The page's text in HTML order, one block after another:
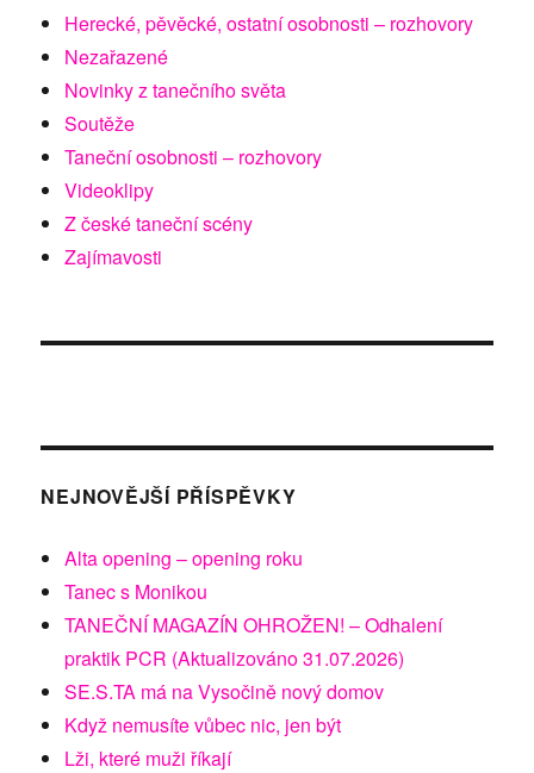
Herecké, pěvěcké, ostatní osobnosti – rozhovory
Nezařazené
Novinky z tanečního světa
Soutěže
Taneční osobnosti – rozhovory
Videoklipy
Z české taneční scény
Zajímavosti
NEJNOVĚJŠÍ PŘÍSPĚVKY
Alta opening – opening roku
Tanec s Monikou
TANEČNÍ MAGAZÍN OHROŽEN! – Odhalení
praktik PCR (Aktualizováno 31.07.2026)
SE.S.TA má na Vysočině nový domov
Když nemusíte vůbec nic, jen být
Lži, které muži říkají